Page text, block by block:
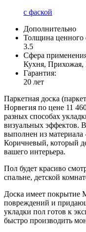
с фаской
Дополнительно
Толщина ценного
3.5
Сфера
Кухня, Прихожая,
Гарантия:
20 лет
Паркетная доска
Норвегия по цене 11
разных способах
визуальных эффектов.
выполнен из
Коричневый, который
вашего интерьера.
Пол будет красиво
спальне, детской
Доска имеет покрытие
повреждений и
укладки пол готов к
быстро производить